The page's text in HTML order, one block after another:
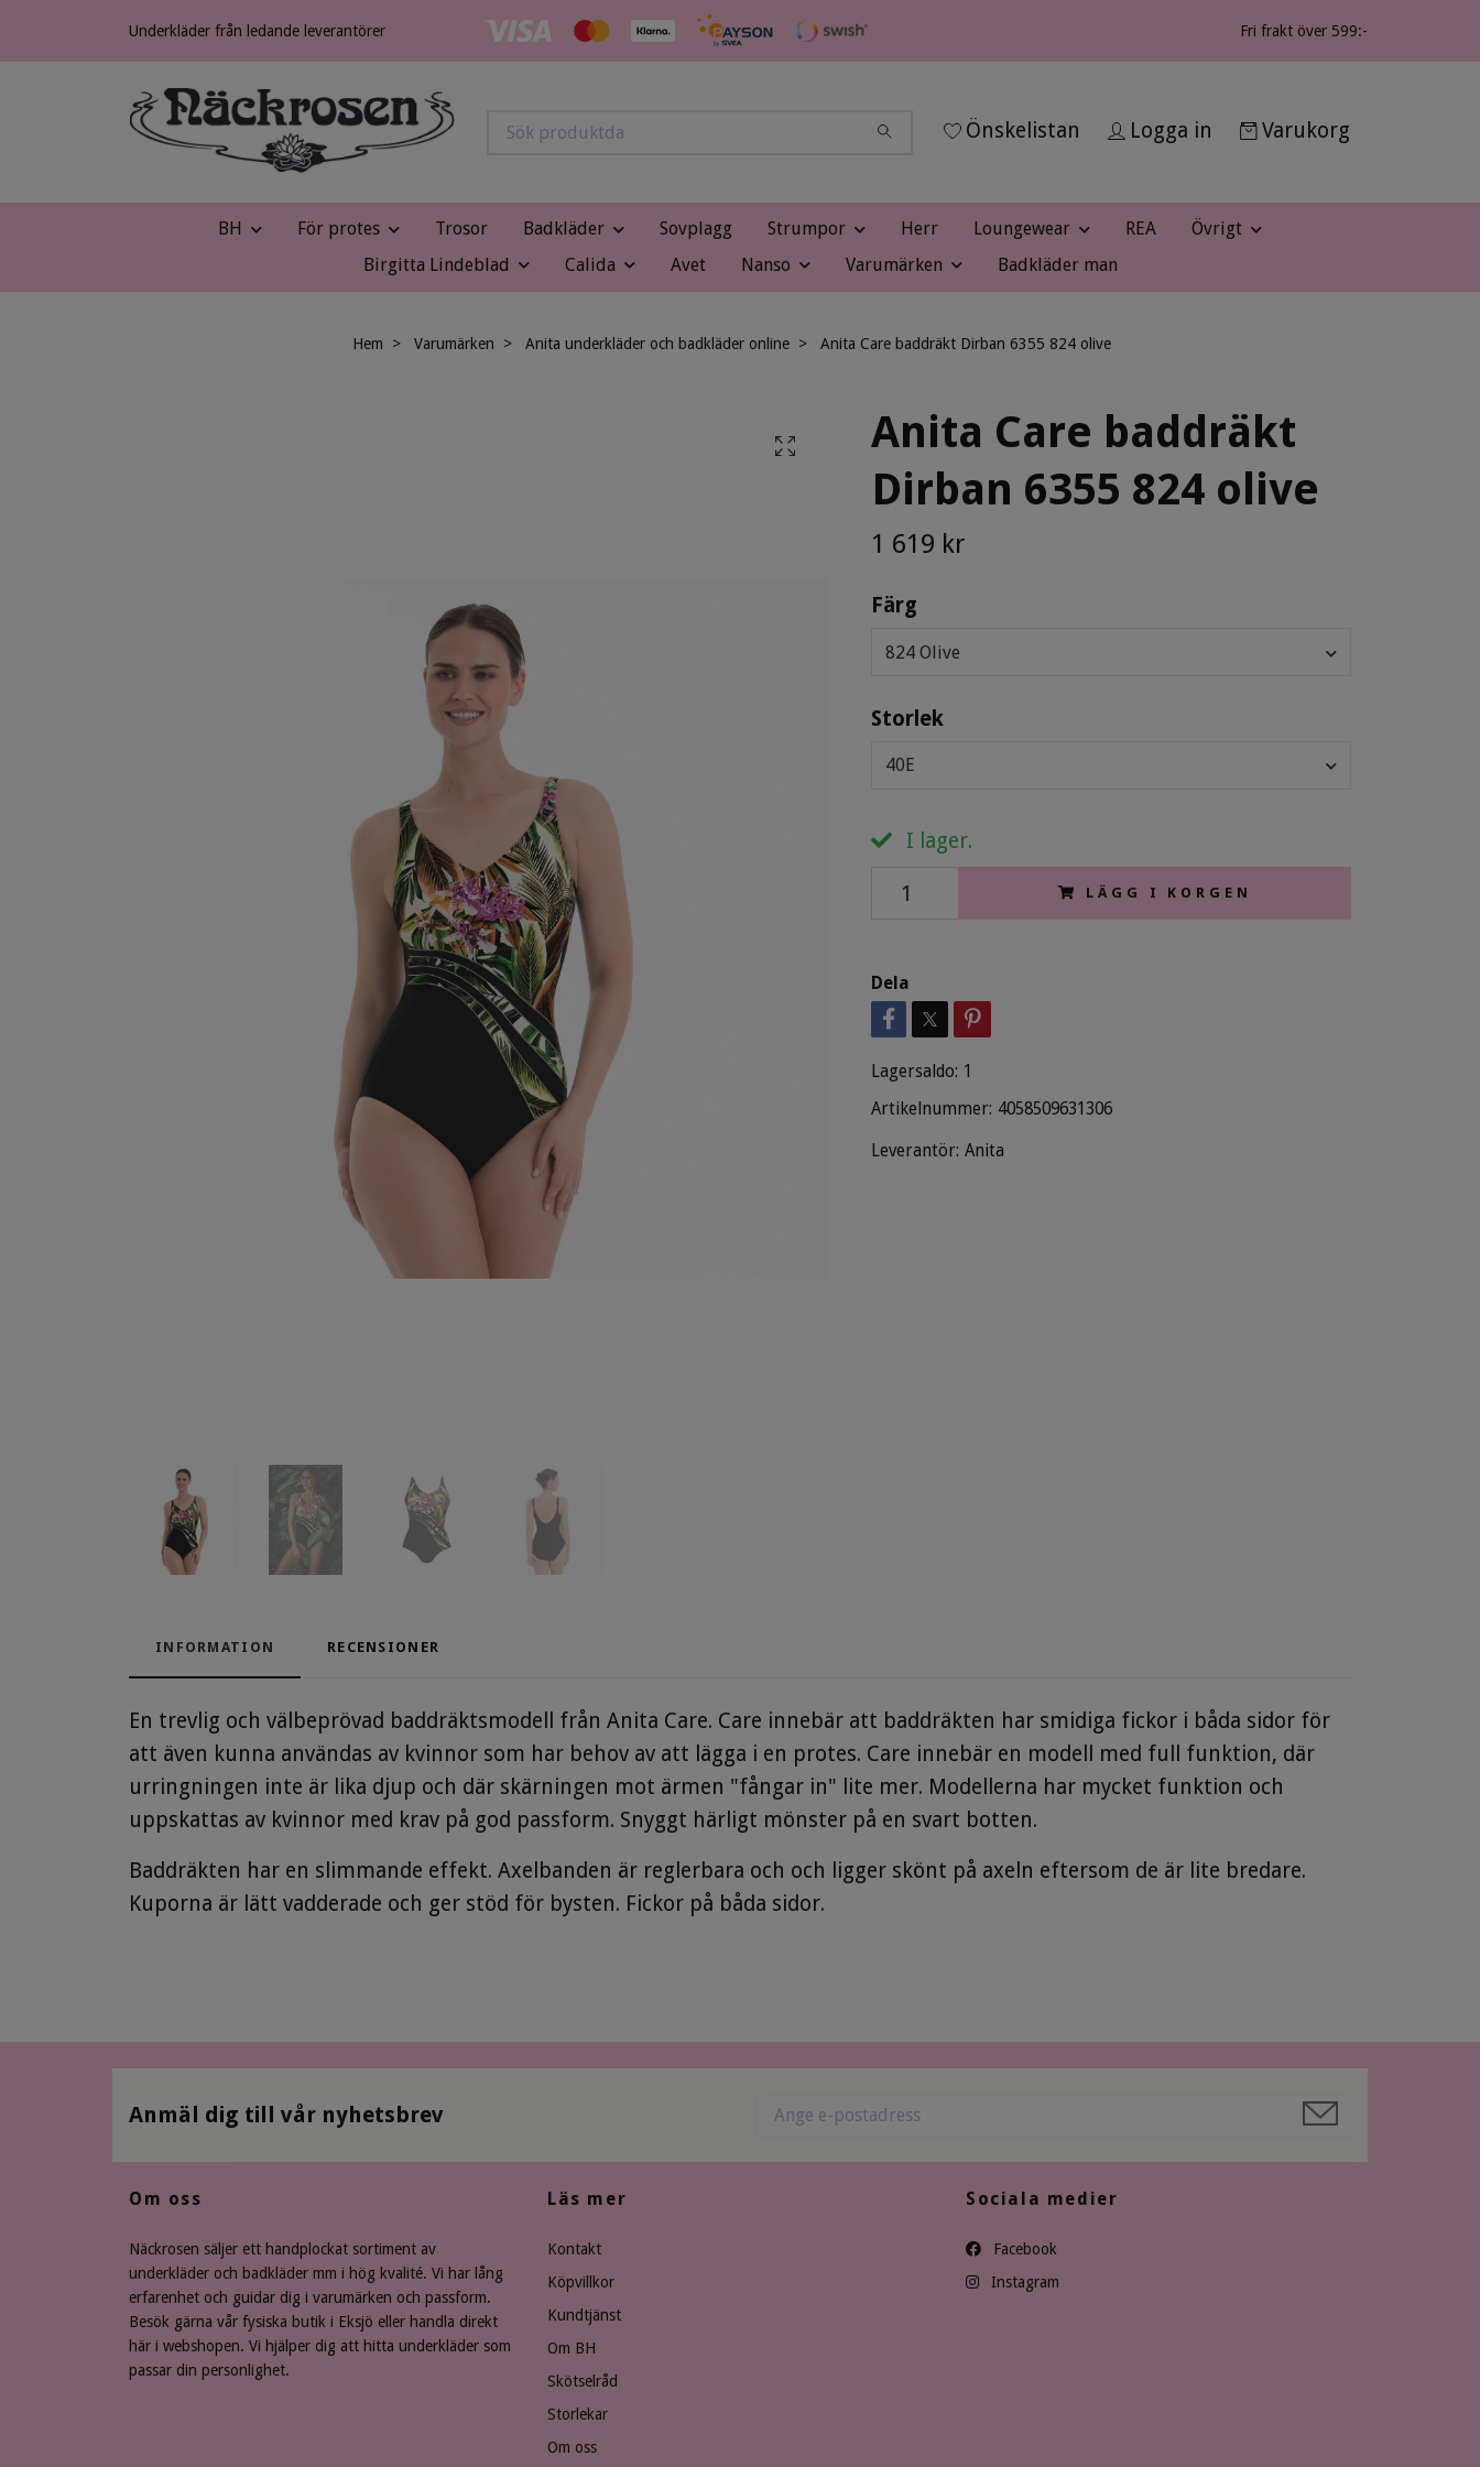
Underkläder från ledande leverantörer Fri frakt över 599:-
Önskelistan Logga in Varukorg
BH För protes Trosor Badkläder Sovplagg Strumpor Herr Loungewear REA
Övrigt
Birgitta Lindeblad
Calida Avet Nanso Varumärken Badkläder man
Hem Varumärken Anita underkläder och badkläder online Anita Care baddräkt Dirban 6355 824 olive
Anita Care baddräkt
Dirban 6355 824 olive
1 619 kr
Färg
824 Olive
Storlek
40E
I lager.
LÄGG I KORGEN
Dela
Lagersaldo: 1
Artikelnummer: 4058509631306
Leverantör: Anita
INFORMATION RECENSIONER
En trevlig och välbeprövad baddräktsmodell från Anita Care. Care innebär att baddräkten har smidiga fickor i båda sidor för
att även kunna användas av kvinnor som har behov av att lägga i en protes. Care innebär en modell med full funktion, där
urringningen inte är lika djup och där skärningen mot ärmen "fångar in" lite mer. Modellerna har mycket funktion och
uppskattas av kvinnor med krav på god passform. Snyggt härligt mönster på en svart botten.
Baddräkten har en slimmande effekt. Axelbanden är reglerbara och och ligger skönt på axeln eftersom de är lite bredare.
Kuporna är lätt vadderade och ger stöd för bysten. Fickor på båda sidor.
Anmäl dig till vår nyhetsbrev
Om oss
Näckrosen säljer ett handplockat sortiment av
underkläder och badkläder mm i hög kvalité. Vi har lång
erfarenhet och guidar dig i varumärken och passform.
Besök gärna vår fysiska butik i Eksjö eller handla direkt
här i webshopen. Vi hjälper dig att hitta underkläder som
passar din personlighet.
Läs mer
Kontakt
Köpvillkor
Kundtjänst
Om BH
Skötselråd
Storlekar
Om oss
Sociala medier
Facebook
Instagram